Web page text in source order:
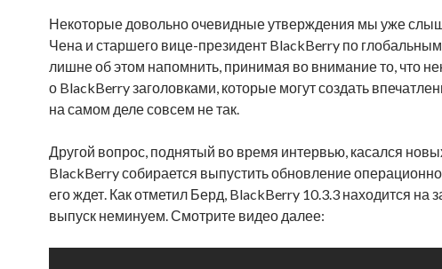
Некоторые довольно очевидные утверждения мы уже
Чена и старшего вице-президент BlackBerry по
лишне об этом напомнить, принимая во внимание то, что
о BlackBerry заголовками, которые могут создать
на самом деле совсем не так.
Другой вопрос, поднятый во время интервью, касался
BlackBerry собирается выпустить обновление
его ждет. Как отметил Берд, BlackBerry 10.3.3 находится
выпуск неминуем. Смотрите видео далее: